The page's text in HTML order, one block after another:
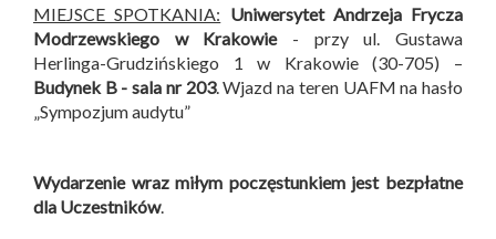
MIEJSCE SPOTKANIA: Uniwersytet Andrzeja Frycza
Modrzewskiego w Krakowie- przy ul. Gustawa
Herlinga-Grudzińskiego 1 w Krakowie (30-705) –
Budynek B - sala nr 203. Wjazd na teren UAFM na hasło
„Sympozjum audytu”
Wydarzenie wraz miłym poczęstunkiem jest bezpłatne
dla Uczestników.